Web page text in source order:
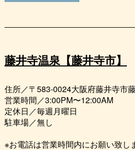
藤井寺温泉【藤井寺市】
住所／〒583-0024大阪府藤井寺市
営業時間／3:00PM〜12:00AM
定休日／毎週月曜日
駐車場／無し
※お電話は営業時間内にお願い致し